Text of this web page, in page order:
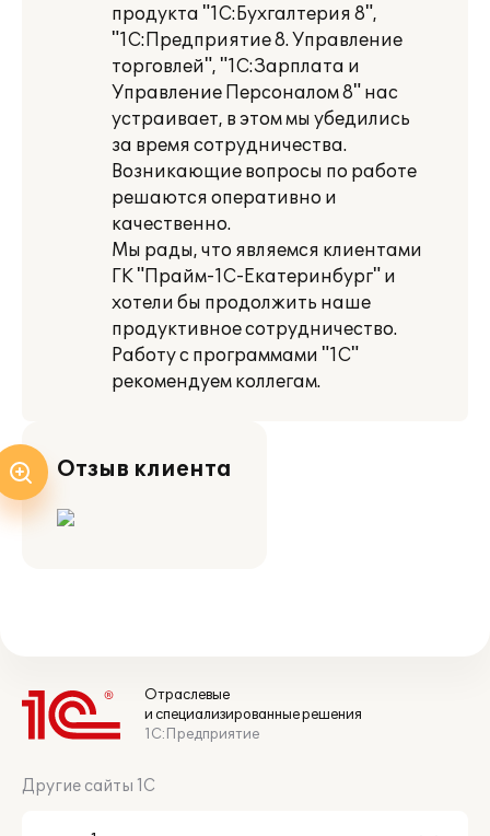
продукта "1С:Бухгалтерия 8",
"1С:Предприятие 8. Управление
торговлей", "1С:Зарплата и
Управление Персоналом 8" нас
устраивает, в этом мы убедились
за время сотрудничества.
Возникающие вопросы по работе
решаются оперативно и
качественно.
Мы рады, что являемся клиентами
ГК "Прайм-1С-Екатеринбург" и
хотели бы продолжить наше
продуктивное сотрудничество.
Работу с программами "1С"
рекомендуем коллегам.
Отзыв клиента
Отраслевые
и специализированные решения
1С:Предприятие
Другие сайты 1С